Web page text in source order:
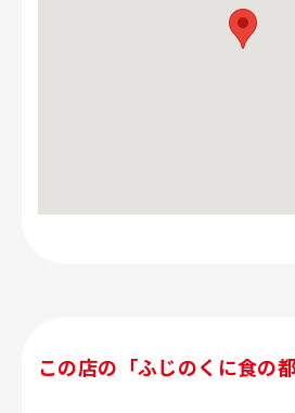
この店の「ふじのくに食の